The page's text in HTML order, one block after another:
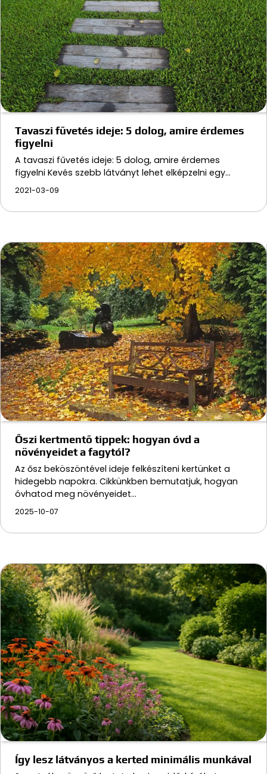
Tavaszi fűvetés ideje: 5 dolog, amire érdemes
figyelni
A tavaszi fűvetés ideje: 5 dolog, amire érdemes
figyelni Kevés szebb látványt lehet elképzelni egy…
2021-03-09
Őszi kertmentő tippek: hogyan óvd a
növényeidet a fagytól?
Az ősz beköszöntével ideje felkészíteni kertünket a
hidegebb napokra. Cikkünkben bemutatjuk, hogyan
óvhatod meg növényeidet…
2025-10-07
Így lesz látványos a kerted minimális munkával